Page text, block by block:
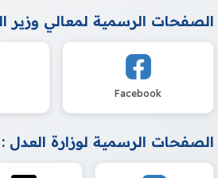
الصفحات الرسمية لمعالي وزير
Facebook
الصفحات الرسمية لوزارة العدل :